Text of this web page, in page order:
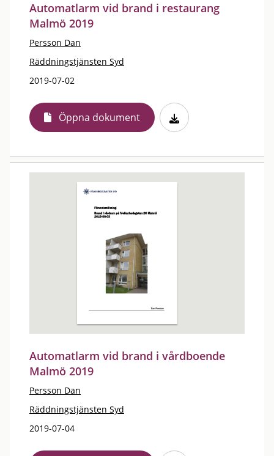
Automatlarm vid brand i restaurang
Malmö 2019
Persson Dan
Räddningstjänsten Syd
2019-07-02
Öppna dokument
Automatlarm vid brand i vårdboende
Malmö 2019
Persson Dan
Räddningstjänsten Syd
2019-07-04